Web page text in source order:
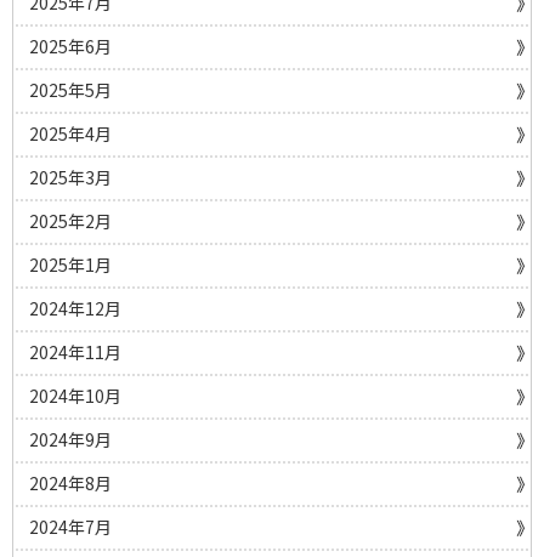
2025年6月
2025年5月
2025年4月
2025年3月
2025年2月
2025年1月
2024年12月
2024年11月
2024年10月
2024年9月
2024年8月
2024年7月